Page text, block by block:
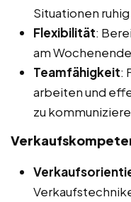
Situationen
Flexibilität:
am
Teamfähigkeit:
arbeiten und
zu